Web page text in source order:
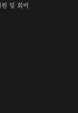
원 및 회비